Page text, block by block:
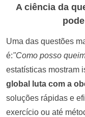
Tratamento
A ciência da
Uma das questões
é:"Como posso
estatísticas mostram
global luta com a
soluções rápidas e
exercício ou até